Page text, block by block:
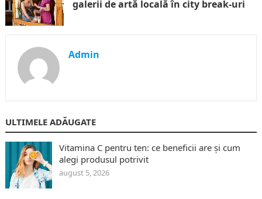
galerii de artă locală în city break-uri
Admin
ULTIMELE ADĂUGATE
Vitamina C pentru ten: ce beneficii are și cum
alegi produsul potrivit
august 5, 2026